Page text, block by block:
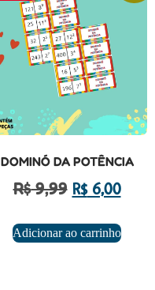
DOMINÓ DA POTÊNCIA
R$9,99 R$6,00
Adicionar ao carrinho